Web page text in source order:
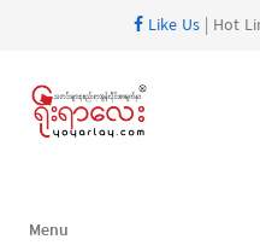
Like Us| Hot
Menu
Menu